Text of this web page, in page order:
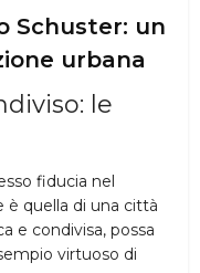
Schuster: un
urbana
le
fiducia nel
è quella di una città
e condivisa, possa
virtuoso di